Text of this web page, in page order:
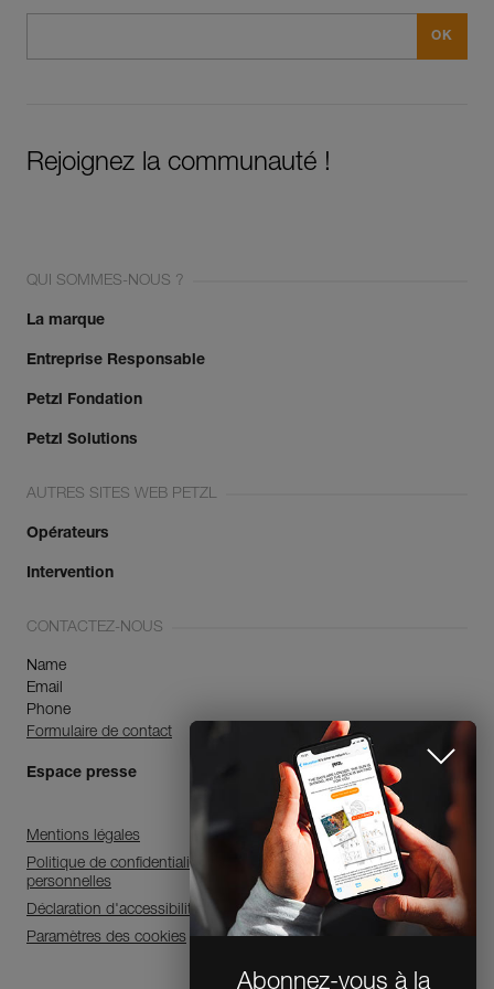
Abonnez-vous à la
Rejoignez la communauté !
QUI SOMMES-NOUS ?
La marque
Entreprise Responsable
Petzl Fondation
Petzl Solutions
AUTRES SITES WEB PETZL
Opérateurs
Intervention
CONTACTEZ-NOUS
Name
Email
Phone
Formulaire de contact
Espace presse
Mentions légales
Politique de confidentialité et de traitement des données
personnelles
Déclaration d'accessibilité
Paramètres des cookies